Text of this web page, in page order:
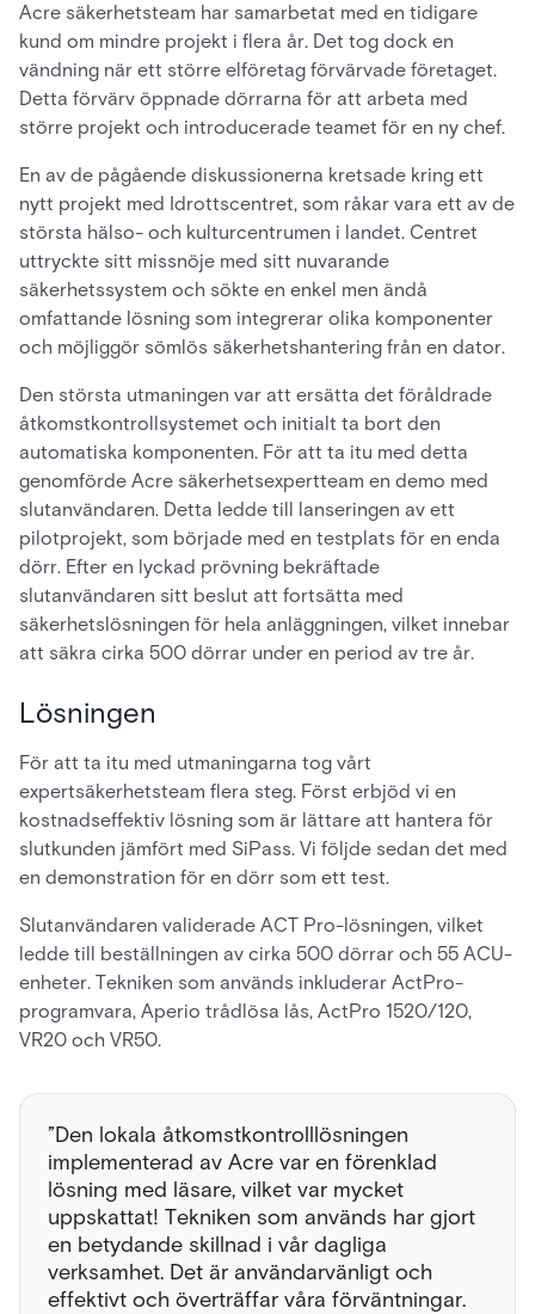
Acre säkerhetsteam har samarbetat med en tidigare
kund om mindre projekt i flera år. Det tog dock en
vändning när ett större elföretag förvärvade företaget.
Detta förvärv öppnade dörrarna för att arbeta med
större projekt och introducerade teamet för en ny chef.
En av de pågående diskussionerna kretsade kring ett
nytt projekt med Idrottscentret, som råkar vara ett av de
största hälso- och kulturcentrumen i landet. Centret
uttryckte sitt missnöje med sitt nuvarande
säkerhetssystem och sökte en enkel men ändå
omfattande lösning som integrerar olika komponenter
och möjliggör sömlös säkerhetshantering från en dator.
Den största utmaningen var att ersätta det föråldrade
åtkomstkontrollsystemet och initialt ta bort den
automatiska komponenten. För att ta itu med detta
genomförde Acre säkerhetsexpertteam en demo med
slutanvändaren. Detta ledde till lanseringen av ett
pilotprojekt, som började med en testplats för en enda
dörr. Efter en lyckad prövning bekräftade
slutanvändaren sitt beslut att fortsätta med
säkerhetslösningen för hela anläggningen, vilket innebar
att säkra cirka 500 dörrar under en period av tre år.
Lösningen
För att ta itu med utmaningarna tog vårt
expertsäkerhetsteam flera steg. Först erbjöd vi en
kostnadseffektiv lösning som är lättare att hantera för
slutkunden jämfört med SiPass. Vi följde sedan det med
en demonstration för en dörr som ett test.
Slutanvändaren validerade ACT Pro-lösningen, vilket
ledde till beställningen av cirka 500 dörrar och 55 ACU-
enheter. Tekniken som används inkluderar ActPro-
programvara, Aperio trådlösa lås, ActPro 1520/120,
VR20 och VR50.
”Den lokala åtkomstkontrolllösningen
implementerad av Acre var en förenklad
lösning med läsare, vilket var mycket
uppskattat! Tekniken som används har gjort
en betydande skillnad i vår dagliga
verksamhet. Det är användarvänligt och
effektivt och överträffar våra förväntningar.